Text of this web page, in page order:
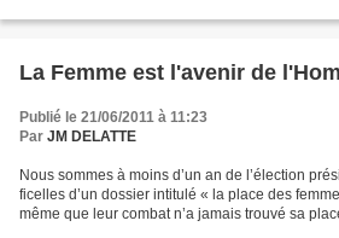
La Femme est l'avenir de
Publié le 21/06/2011 à 11:23
Par JM DELATTE
Nous sommes à moins d’un an de l’élection
ficelles d’un dossier intitulé « la place des
même que leur combat n’a jamais trouvé sa